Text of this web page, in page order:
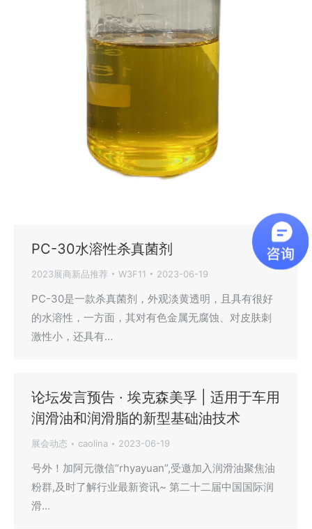
PC-30水溶性杀真菌剂
2023展商新品推荐 W3F11 2023-06-19
PC-30是一款杀真菌剂，外观淡黄透明，且具有很好
的水溶性，一方面，其对有色金属无腐蚀、对皮肤刺
激性小，还具有…
论坛发言预告 · 埃克森美孚 | 适用于车用
润滑油和润滑脂的新型基础油技术
展会动态 caolina 2023-06-19
号外！加阿元微信“rhyayuan”,受邀加入润滑油聚焦油
粉群,及时了解行业最新资讯~ 第二十二届中国国际润
滑…